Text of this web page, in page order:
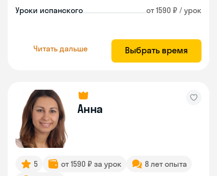
Уроки испанского от 1590 ₽ / урок
Читать дальше Выбрать время
Анна
5 от 1590 ₽ за урок
8 лет опыта